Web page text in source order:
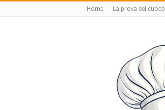
Home La prova del cuoco